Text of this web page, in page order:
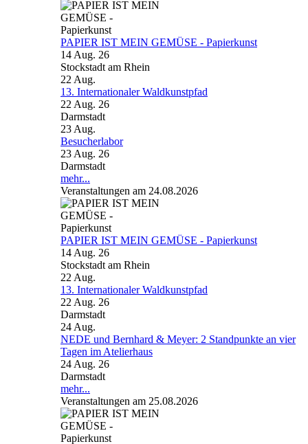
PAPIER IST MEIN GEMÜSE - Papierkunst
14 Aug. 26
Stockstadt am Rhein
22 Aug.
13. Internationaler Waldkunstpfad
22 Aug. 26
Darmstadt
23 Aug.
Besucherlabor
23 Aug. 26
Darmstadt
mehr...
Veranstaltungen am 24.08.2026
PAPIER IST MEIN GEMÜSE - Papierkunst
14 Aug. 26
Stockstadt am Rhein
22 Aug.
13. Internationaler Waldkunstpfad
22 Aug. 26
Darmstadt
24 Aug.
NEDE und Bernhard & Meyer: 2 Standpunkte an vier
Tagen im Atelierhaus
24 Aug. 26
Darmstadt
mehr...
Veranstaltungen am 25.08.2026